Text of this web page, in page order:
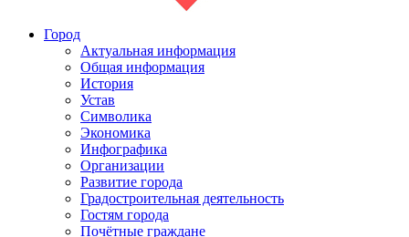
Город
Актуальная информация
Общая информация
История
Устав
Символика
Экономика
Инфографика
Организации
Развитие города
Градостроительная деятельность
Гостям города
Почётные граждане